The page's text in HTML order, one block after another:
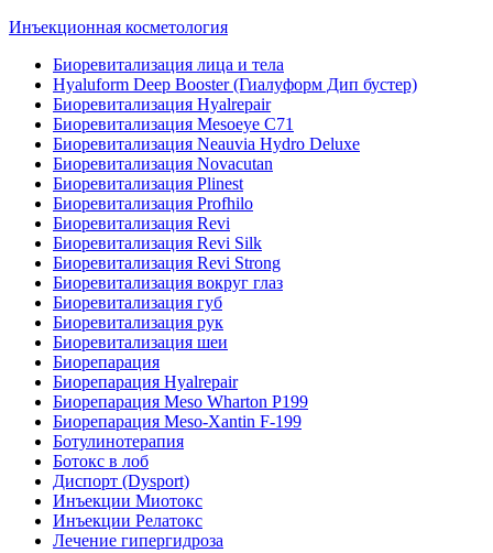
Инъекционная косметология
Биоревитализация лица и тела
Hyaluform Deep Booster (Гиалуформ Дип бустер)
Биоревитализация Hyalrepair
Биоревитализация Mesoeye C71
Биоревитализация Neauvia Hydro Deluxe
Биоревитализация Novacutan
Биоревитализация Plinest
Биоревитализация Profhilo
Биоревитализация Revi
Биоревитализация Revi Silk
Биоревитализация Revi Strong
Биоревитализация вокруг глаз
Биоревитализация губ
Биоревитализация рук
Биоревитализация шеи
Биорепарация
Биорепарация Hyalrepair
Биорепарация Meso Wharton P199
Биорепарация Meso-Xantin F-199
Ботулинотерапия
Ботокс в лоб
Диспорт (Dysport)
Инъекции Миотокс
Инъекции Релатокс
Лечение гипергидроза